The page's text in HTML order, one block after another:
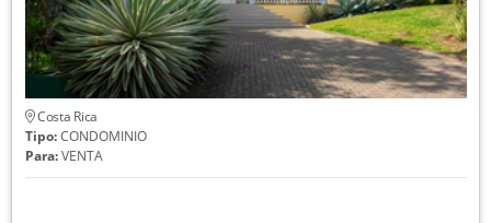
Costa Rica
Tipo:CONDOMINIO
Para:VENTA